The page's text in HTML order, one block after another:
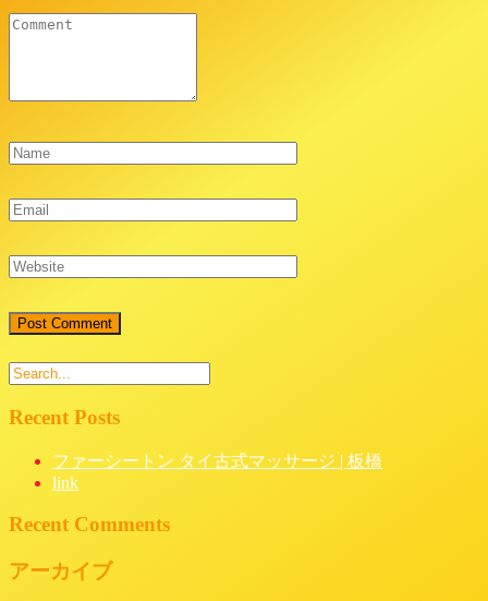
Recent Posts
ファーシートン タイ古式マッサージ | 板橋
link
Recent Comments
アーカイブ